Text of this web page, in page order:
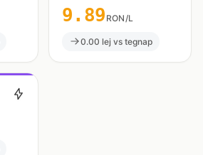
9.89 RON/L
0.00 lej vs tegnap